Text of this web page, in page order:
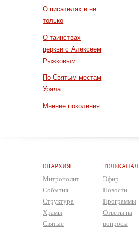
О писателях и не
только
О таинствах
церкви с Алексеем
Рыжковым
По Святым местам
Урала
Мнение поколения
ЕПАРХИЯ
Митрополит
События
Структура
Храмы
Святые
ТЕЛЕКАНАЛ
Эфир
Новости
Программы
Ответы на
вопросы